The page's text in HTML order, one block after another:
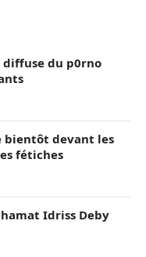
diffuse du p0rno
bientôt devant les
fétiches
Idriss Deby